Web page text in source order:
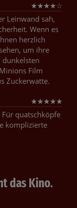
★★★★☆
Leinwand sah,
Wenn es
herzlich
um ihre
dunkelsten
Film
Zuckerwatte.
★★★★★
quatschköpfe
komplizierte
das Kino.